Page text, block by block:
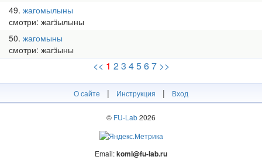
49 жагомылыны
смотри: жагӟылыны
50 жагомыны
смотри: жагӟыны
<< 1 23 4567 >>
О сайте | Инструкция | Вход
© FU-Lab2026
Email:komi@fu-lab.ru